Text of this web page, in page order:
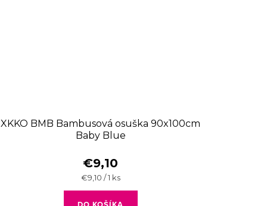
XKKO BMB Bambusová osuška 90x100cm
Baby Blue
€9,10
Jednotková
cena:
€9,10 / 1 ks